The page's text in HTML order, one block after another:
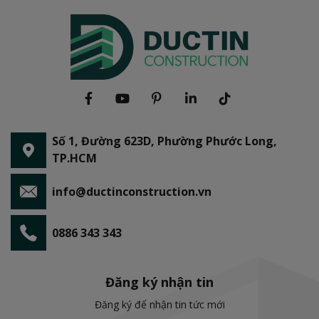
Số 1, Đường 623D, Phường Phước Long,
TP.HCM
info@ductinconstruction.vn
0886 343 343
Đăng ký nhận tin
Đăng ký để nhận tin tức mới